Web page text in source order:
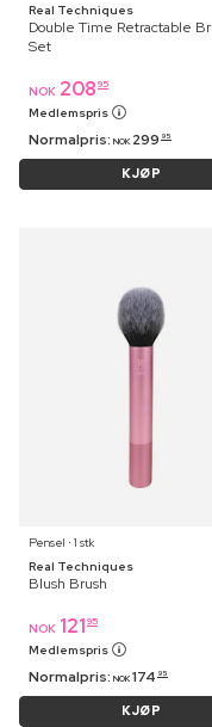
Real Techniques
Double Time Retractable
Set
NOK 208 95
Medlemspris
Normalpris: NOK 299 95
KJØP
Pensel ⋅ 1 stk
Real Techniques
Blush Brush
NOK 121 95
Medlemspris
Normalpris: NOK 174 95
KJØP